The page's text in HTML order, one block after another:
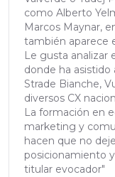
como Alberto
Marcos Maynar,
también aparece
Le gusta analizar
donde ha asistido
Strade Bianche,
diversos CX
La formación en
marketing y
hacen que no
posicionamiento
titular evocador"